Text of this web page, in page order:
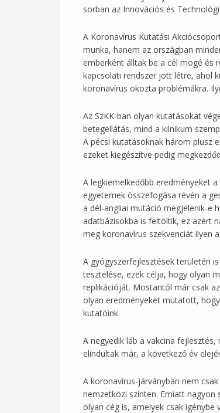
sorban az Innovációs és
A Koronavírus Kutatási
munka, hanem az országban
emberként álltak be a cél mögé és
kapcsolati rendszer jött létre, ahol
koronavírus okozta problémákra.
Az SzKK-ban olyan kutatásokat
betegellátás, mind a kilnikum
A pécsi kutatásoknak három plusz
ezeket kiegészítve pedig
A legkiemelkedőbb eredményeket
egyetemek összefogása révén a
a dél-angliai mutáció megjelenik-e
adatbázisokba is feltöltik, ez azért
meg koronavírus szekvenciát ilyen
A gyógyszerfejlesztések területén
tesztelése, ezek célja, hogy olyan
replikációját. Mostantól már csak
olyan eredményeket mutatott,
kutatóink.
A negyedik láb a vakcina
elindultak már, a következő év
A koronavírus-járványban nem
nemzetközi szinten. Emiatt nagyon
olyan cég is, amelyek csak